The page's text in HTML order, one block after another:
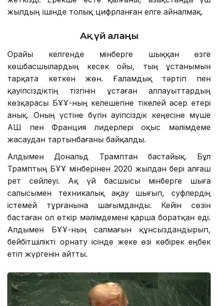
жылдың ішінде толық цифрланған елге айналмақ.
Ақ үй алаңы
Орайы келгенде мінберге шыққан өзге
көшбасшылардың кесек ойы, тың ұстанымын
тарқата кеткен жөн. Ғаламдық тәртіп пен
қауіпсіздіктің тізгінін ұстаған алпауыттардың
көзқарасы БҰҰ-ның келешегіне тікелей әсер етері
анық. Оның үстіне бүгін Қауіпсіздік кеңесіне мүше
АҚШ пен Франция лидерлері оқыс мәлімдеме
жасаудан тартынбағаны байқалды.
Алдымен Дональд Трамптан бастайық. Бұл
Трамптың БҰҰ мінберінен 2020 жылдан бері алғаш
рет сөйлеуі. Ақ үй басшысы мінберге шыға
салысымен техникалық ақау шығып, суфлердің
істемей тұрғанына шағымданды. Кейін сөзін
бастаған ол өткір мәлімдемені қарша боратқан еді.
Алдымен БҰҰ-ның салмағын құнсыздандырып,
бейбітшілікті орнату ісінде жеке өзі көбірек еңбек
етіп жүргенін айтты.